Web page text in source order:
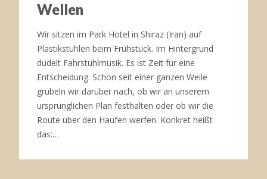
Wellen
Wir sitzen im Park Hotel in Shiraz (Iran) auf
Plastikstühlen beim Frühstück. Im Hintergrund
dudelt Fahrstuhlmusik. Es ist Zeit für eine
Entscheidung. Schon seit einer ganzen Weile
grübeln wir darüber nach, ob wir an unserem
ursprünglichen Plan festhalten oder ob wir die
Route über den Haufen werfen. Konkret heißt
das:…